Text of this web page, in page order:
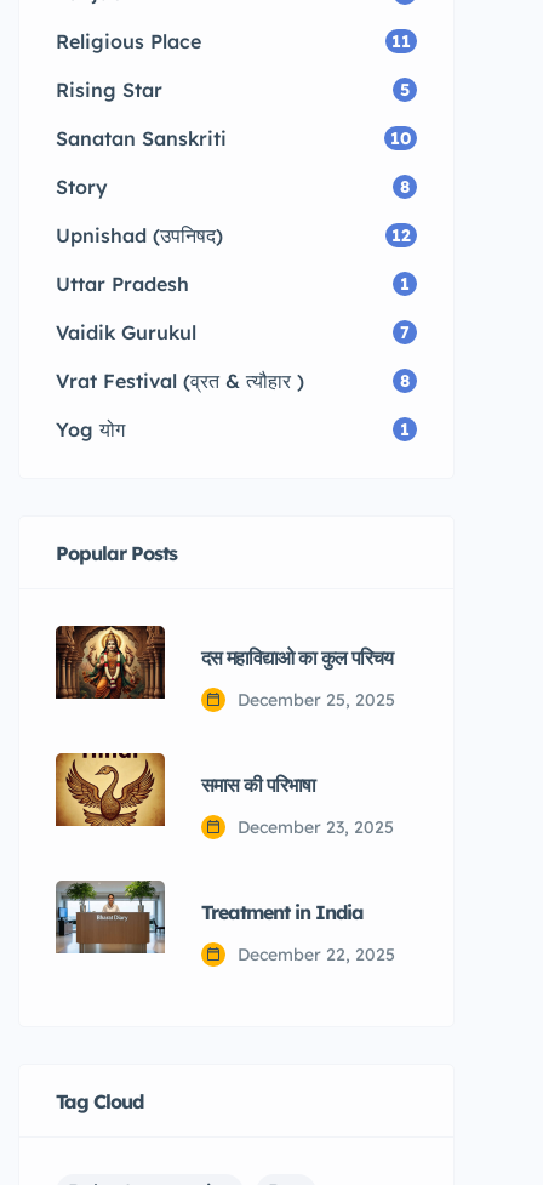
Religious Place 11
Rising Star 5
Sanatan Sanskriti 10
Story 8
Upnishad (उपनिषद) 12
Uttar Pradesh 1
Vaidik Gurukul 7
Vrat Festival (व्रत & त्यौहार ) 8
Yog योग 1
Popular Posts
दस महाविद्याओ का कुल परिचय
December 25, 2025
समास की परिभाषा
December 23, 2025
Treatment in India
December 22, 2025
Tag Cloud